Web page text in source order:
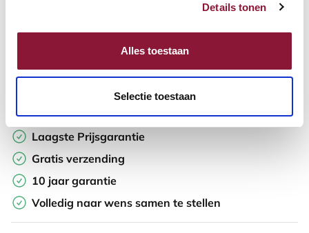
Details tonen
Alles toestaan
Selectie toestaan
Opzoek naar een offerte op maat? Maak je werkplek compleet
Toevoegen aan vergelijker
Laagste Prijsgarantie
Gratis verzending
10 jaar garantie
Volledig naar wens samen te stellen